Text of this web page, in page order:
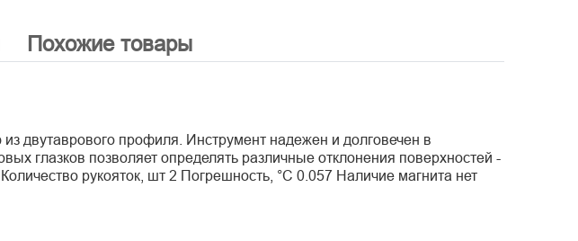
Похожие товары
двутаврового профиля. Инструмент надежен и долговечен в
глазков позволяет определять различные отклонения поверхностей -
рукояток, шт 2 Погрешность, °С 0.057 Наличие магнита нет